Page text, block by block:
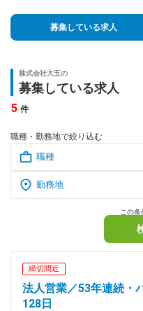
知りたい・聞きたい
専門サイト
対応時間：10:00～22:00(日曜・年末年
自動案内は24時間365日対応
転職の「モヤモヤ」、一人で悩ま
気軽に相談してみませんか？
dodaの使い方は？
ヘルプ
募集している求人
株式会社大五の
募集している求人
5 件
職種・勤務地で絞り込む
この
締切間近
法人営業／53年連続・
128日